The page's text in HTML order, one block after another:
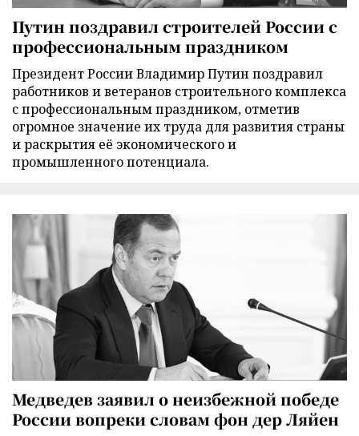
Путин поздравил строителей России с
профессиональным праздником
Президент России Владимир Путин поздравил
работников и ветеранов строительного комплекса
с профессиональным праздником, отметив
огромное значение их труда для развития страны
и раскрытия её экономического и
промышленного потенциала.
Медведев заявил о неизбежной победе
России вопреки словам фон дер Ляйен